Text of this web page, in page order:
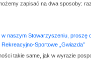
zapisać na dwa sposoby:
naszym Stowarzyszeniu, proszę
Sportowe „Gwiazda”
takie same, jak w wyrazie